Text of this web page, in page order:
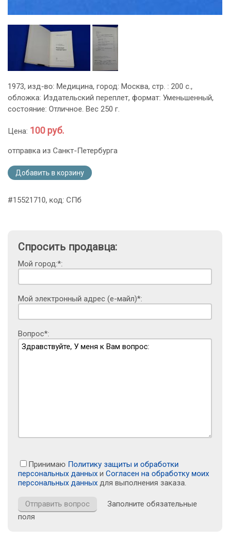
1973, изд-во: Медицина, город: Москва, стр. : 200 с.,
обложка: Издательский переплет, формат: Уменьшенный,
состояние: Отличное. Вес 250 г.
Цена: 100 руб.
отправка из Санкт-Петербурга
Добавить в корзину
#15521710, код: СПб
Спросить продавца:
Мой город:*:
Мой электронный адрес (е-майл)*:
Вопрос*:
Принимаю Политику защиты и обработки
персональных данных и Согласен на обработку моих
персональных данных для выполнения заказа.
Заполните обязательные
поля